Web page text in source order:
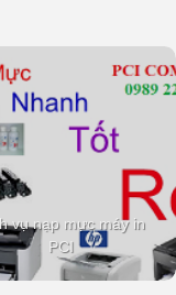
vụ nạp mực máy in
PCI